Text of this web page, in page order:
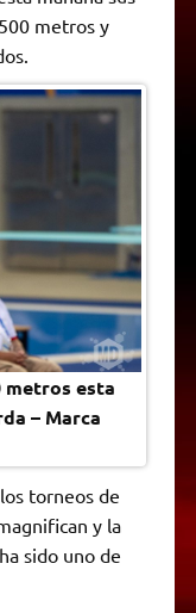
metros y
metros esta
– Marca
torneos de
y la
sido uno de